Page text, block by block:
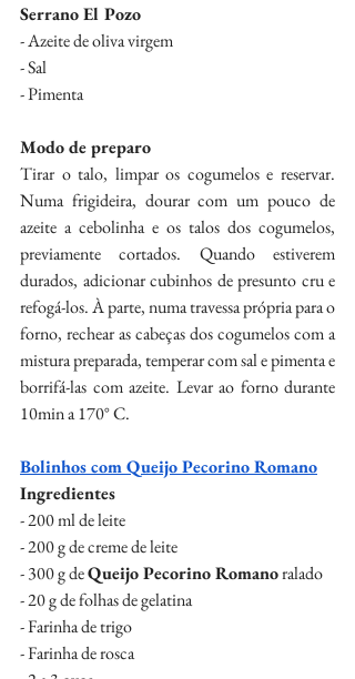
Serrano El Pozo
- Azeite de oliva virgem
- Sal
- Pimenta
Modo de preparo
Tirar o talo, limpar os cogumelos e reservar.
Numa frigideira, dourar com um pouco de
azeite a cebolinha e os talos dos cogumelos,
previamente cortados. Quando estiverem
durados, adicionar cubinhos de presunto cru e
refogá-los. À parte, numa travessa própria para o
forno, rechear as cabeças dos cogumelos com a
mistura preparada, temperar com sal e pimenta e
borrifá-las com azeite. Levar ao forno durante
10min a 170° C.
Bolinhos com Queijo Pecorino Romano
Ingredientes
- 200 ml de leite
- 200 g de creme de leite
- 300 g de Queijo Pecorino Romano ralado
- 20 g de folhas de gelatina
- Farinha de trigo
- Farinha de rosca